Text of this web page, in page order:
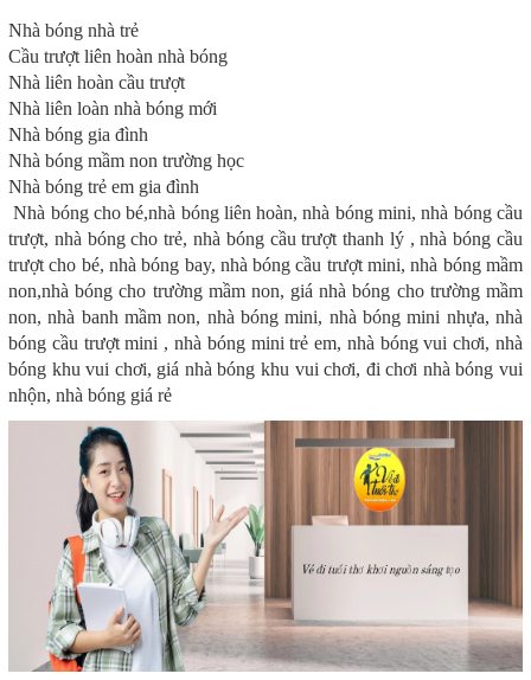
Nhà bóng nhà trẻ
Cầu trượt liên hoàn nhà bóng
Nhà liên hoàn cầu trượt
Nhà liên loàn nhà bóng mới
Nhà bóng gia đình
Nhà bóng mầm non trường học
Nhà bóng trẻ em gia đình
Nhà bóng cho bé,nhà bóng liên hoàn, nhà bóng mini, nhà bóng cầu
trượt, nhà bóng cho trẻ, nhà bóng cầu trượt thanh lý , nhà bóng cầu
trượt cho bé, nhà bóng bay, nhà bóng cầu trượt mini, nhà bóng mầm
non,nhà bóng cho trường mầm non, giá nhà bóng cho trường mầm
non, nhà banh mầm non, nhà bóng mini, nhà bóng mini nhựa, nhà
bóng cầu trượt mini , nhà bóng mini trẻ em, nhà bóng vui chơi, nhà
bóng khu vui chơi, giá nhà bóng khu vui chơi, đi chơi nhà bóng vui
nhộn, nhà bóng giá rẻ